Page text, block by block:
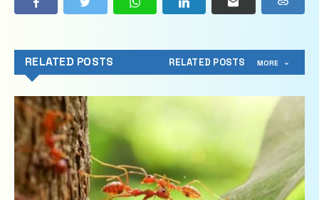
RELATED POSTS RELATED POSTS MORE